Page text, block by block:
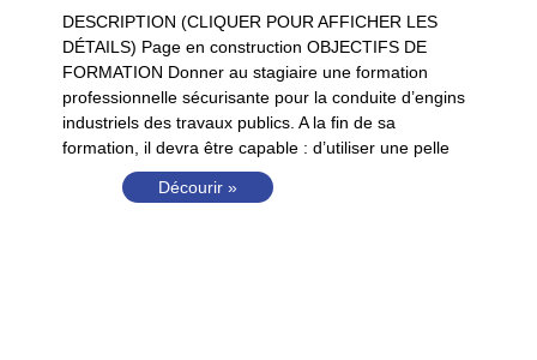
DESCRIPTION (CLIQUER POUR AFFICHER LES
DÉTAILS) Page en construction OBJECTIFS DE
FORMATION Donner au stagiaire une formation
professionnelle sécurisante pour la conduite d’engins
industriels des travaux publics. A la fin de sa
formation, il devra être capable : d’utiliser une pelle
Décourir »